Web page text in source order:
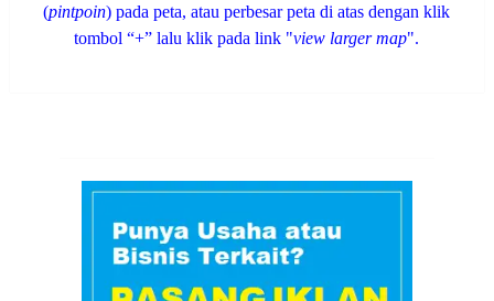
(pintpoin) pada peta, atau perbesar peta di atas dengan klik
tombol “+” lalu klik pada link "view larger map".